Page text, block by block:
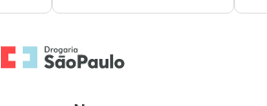
Ir para a Home